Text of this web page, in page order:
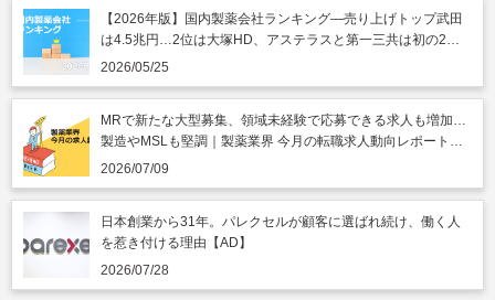
【2026年版】国内製薬会社ランキング―売り上げトップ武田
は4.5兆円…2位は大塚HD、アステラスと第一三共は初の2兆
円突破
2026/05/25
MRで新たな大型募集、領域未経験で応募できる求人も増加…
製造やMSLも堅調｜製薬業界 今月の転職求人動向レポート
（2026年7月）
2026/07/09
日本創業から31年。パレクセルが顧客に選ばれ続け、働く人
を惹き付ける理由【AD】
2026/07/28